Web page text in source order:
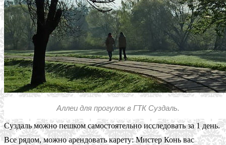
Аллеи для прогулок в ГТК Суздаль.
Суздаль можно пешком самостоятельно исследовать за 1 день.
Все рядом, можно арендовать карету: Мистер Конь вас